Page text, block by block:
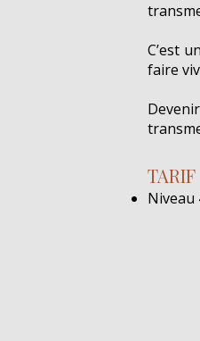
C’est
faire
TARIF
Niveau